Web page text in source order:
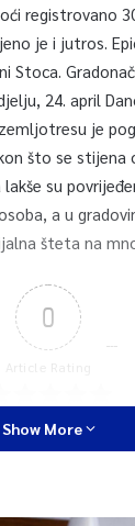
registrovano
je i jutros.
Stoca.
24. april
je
što se stijena
su
a u
šteta na
0
Article Rating
Show More